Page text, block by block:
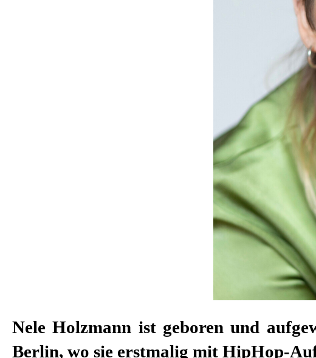
Nele Holzmann ist geboren und
Berlin, wo sie erstmalig mit HipHop-